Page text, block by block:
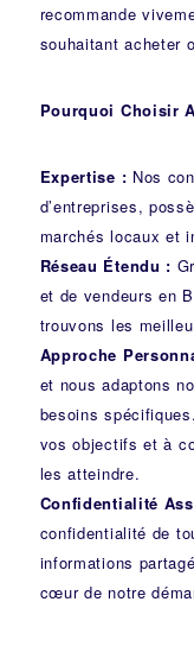
recommande
souhaitant acheter
Pourquoi Choisir
Expertise : Nos
d’entreprises,
marchés locaux et
Réseau Étendu :
et de vendeurs en
trouvons les
Approche
et nous adaptons
besoins
vos objectifs et à
les atteindre.
Confidentialité
confidentialité de
informations
cœur de notre